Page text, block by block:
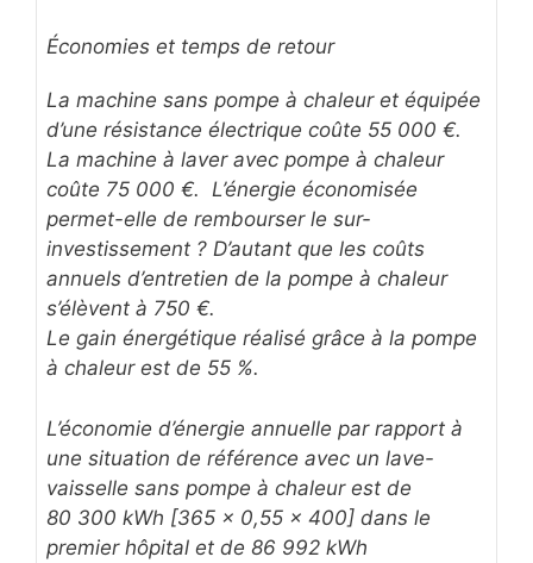
Économies et temps de retour
La machine sans pompe à chaleur et équipée
d’une résistance électrique coûte 55 000 €.
La machine à laver avec pompe à chaleur
coûte 75 000 €. L’énergie économisée
permet-elle de rembourser le sur-
investissement ? D’autant que les coûts
annuels d’entretien de la pompe à chaleur
s’élèvent à 750 €.
Le gain énergétique réalisé grâce à la pompe
à chaleur est de 55 %.
L’économie d’énergie annuelle par rapport à
une situation de référence avec un lave-
vaisselle sans pompe à chaleur est de
80 300 kWh [365 x 0,55 x 400] dans le
premier hôpital et de 86 992 kWh